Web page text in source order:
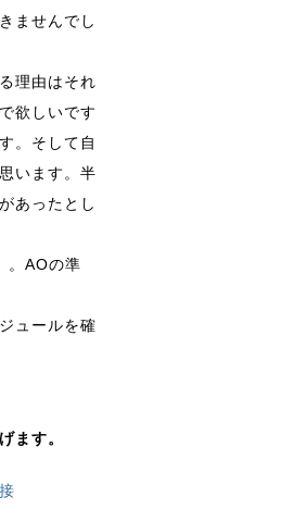
ませんでし
理由はそれ
欲しいです
。そして自
います。半
あったとし
。AOの準
ュールを確
ます。